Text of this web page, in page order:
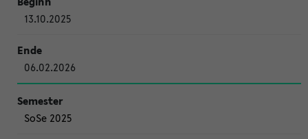
13.10.2025
06.02.2026
SoSe 2025